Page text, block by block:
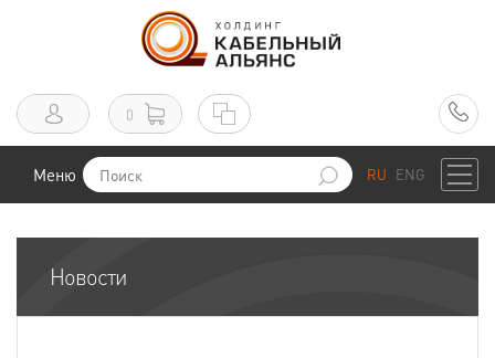
0
Меню RU ENG
Новости